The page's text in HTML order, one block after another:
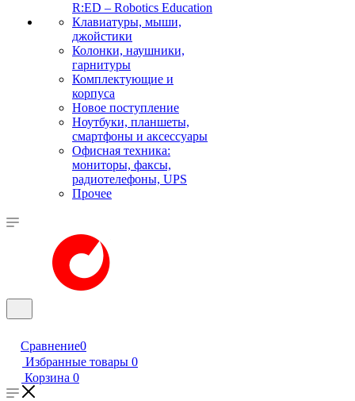
R:ED – Robotics Education
Клавиатуры, мыши,
джойстики
Колонки, наушники,
гарнитуры
Комплектующие и
корпуса
Новое поступление
Ноутбуки, планшеты,
смартфоны и аксессуары
Офисная техника:
мониторы, факсы,
радиотелефоны, UPS
Прочее
Сравнение0
Избранные товары 0
Корзина 0